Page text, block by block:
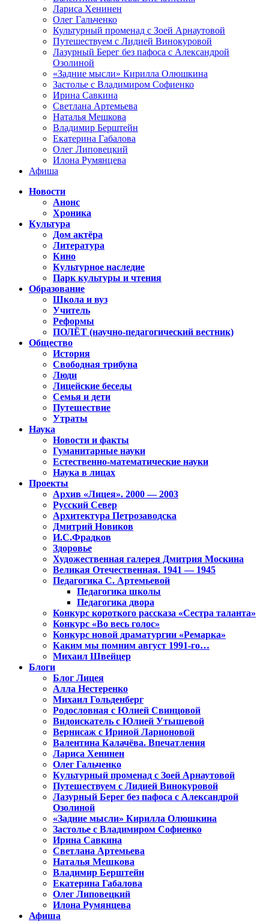
Лариса Хенинен
Олег Гальченко
Культурный променад с Зоей Арнаутовой
Путешествуем с Лидией Винокуровой
Лазурный Берег без пафоса с Александрой
Озолиной
«Задние мысли» Кирилла Олюшкина
Застолье с Владимиром Софиенко
Ирина Савкина
Светлана Артемьева
Наталья Мешкова
Владимир Берштейн
Екатерина Габалова
Олег Липовецкий
Илона Румянцева
Афиша
Новости
Анонс
Хроника
Культура
Дом актёра
Литература
Кино
Культурное наследие
Парк культуры и чтения
Образование
Школа и вуз
Учитель
Реформы
ПОЛЁТ (научно-педагогический вестник)
Общество
История
Свободная трибуна
Люди
Лицейские беседы
Семья и дети
Путешествие
Утраты
Наука
Новости и факты
Гуманитарные науки
Естественно-математические науки
Наука в лицах
Проекты
Архив «Лицея». 2000 — 2003
Русский Север
Архитектура Петрозаводска
Дмитрий Новиков
И.С.Фрадков
Здоровье
Художественная галерея Дмитрия Москина
Великая Отечественная. 1941 — 1945
Педагогика С. Артемьевой
Педагогика школы
Педагогика двора
Конкурс короткого рассказа «Сестра таланта»
Конкурс «Во весь голос»
Конкурс новой драматургии «Ремарка»
Каким мы помним август 1991-го…
Михаил Швейцер
Блоги
Блог Лицея
Алла Нестеренко
Михаил Гольденберг
Родословная с Юлией Свинцовой
Видоискатель с Юлией Утышевой
Вернисаж с Ириной Ларионовой
Валентина Калачёва. Впечатления
Лариса Хенинен
Олег Гальченко
Культурный променад с Зоей Арнаутовой
Путешествуем с Лидией Винокуровой
Лазурный Берег без пафоса с Александрой
Озолиной
«Задние мысли» Кирилла Олюшкина
Застолье с Владимиром Софиенко
Ирина Савкина
Светлана Артемьева
Наталья Мешкова
Владимир Берштейн
Екатерина Габалова
Олег Липовецкий
Илона Румянцева
Афиша